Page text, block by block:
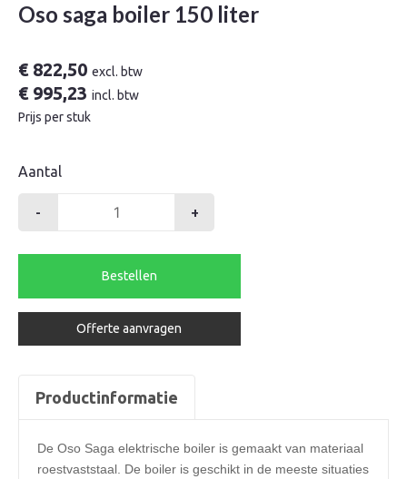
Oso saga boiler 150 liter
€822,50 excl. btw
€995,23 incl. btw
Prijs per stuk
Aantal
-
150
aantal
+
Bestellen
Offerte aanvragen
Productinformatie
De Oso Saga elektrische boiler is gemaakt van materiaal
roestvaststaal. De boiler is geschikt in de meeste situaties